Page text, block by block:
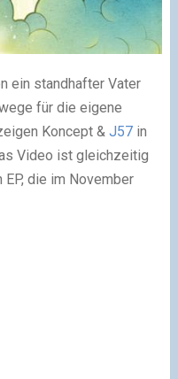
ein standhafter Vater
für die eigene
Koncept & J57in
Video ist gleichzeitig
die im November